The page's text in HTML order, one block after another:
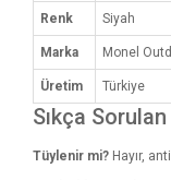
Renk Siyah
Marka Monel
Üretim Türkiye
Sıkça
Tüylenir mi? Hayır,